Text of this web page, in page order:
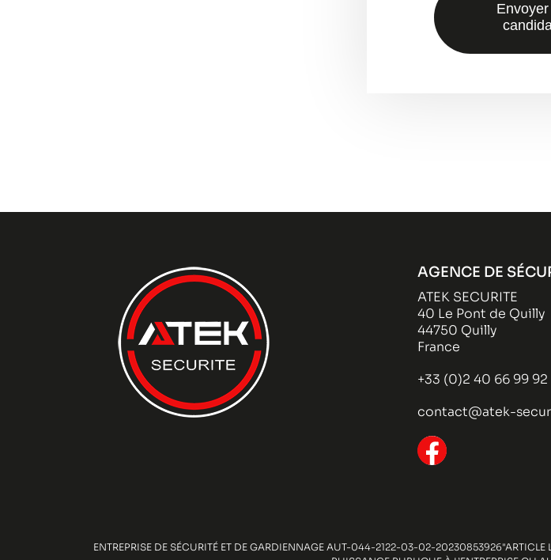
AGENCE DE
ATEK SECURITE
40 Le Pont de Quilly
44750 Quilly
France
+33 (0)2 40 66 99 92
contact@atek-
ENTREPRISE DE SÉCURITÉ ET DE GARDIENNAGE AUT-044-2122-03-02-20230853926"ARTICLE